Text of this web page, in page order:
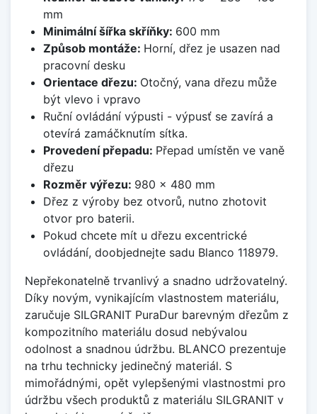
mm
Minimální šířka skříňky: 600 mm
Způsob montáže: Horní, dřez je usazen nad
pracovní desku
Orientace dřezu: Otočný, vana dřezu může
být vlevo i vpravo
Ruční ovládání výpusti - výpusť se zavírá a
otevírá zamáčknutím sítka.
Provedení přepadu: Přepad umístěn ve vaně
dřezu
Rozměr výřezu: 980 x 480 mm
Dřez z výroby bez otvorů, nutno zhotovit
otvor pro baterii.
Pokud chcete mít u dřezu excentrické
ovládání, doobjednejte sadu Blanco 118979.
Nepřekonatelně trvanlivý a snadno udržovatelný.
Díky novým, vynikajícím vlastnostem materiálu,
zaručuje SILGRANIT PuraDur barevným dřezům z
kompozitního materiálu dosud nebývalou
odolnost a snadnou údržbu. BLANCO prezentuje
na trhu technicky jedinečný materiál. S
mimořádnými, opět vylepšenými vlastnostmi pro
údržbu všech produktů z materiálu SILGRANIT v